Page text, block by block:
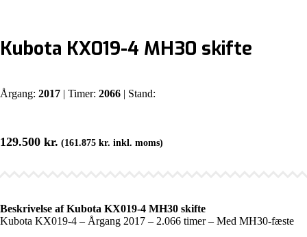
Kubota KX019-4 MH30 skifte
Årgang: 2017 | Timer: 2066 | Stand:
129.500 kr. (161.875 kr. inkl. moms)
Beskrivelse af Kubota KX019-4 MH30 skifte
Kubota KX019-4 – Årgang 2017 – 2.066 timer – Med MH30-fæste